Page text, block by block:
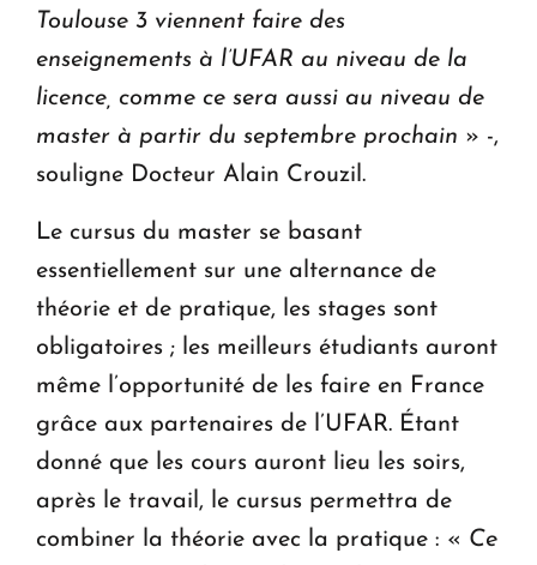
Toulouse 3 viennent faire des
enseignements à l’UFAR au niveau de la
licence, comme ce sera aussi au niveau de
master à partir du septembre prochain » -,
souligne Docteur Alain Crouzil.
Le cursus du master se basant
essentiellement sur une alternance de
théorie et de pratique, les stages sont
obligatoires ; les meilleurs étudiants auront
même l’opportunité de les faire en France
grâce aux partenaires de l’UFAR. Étant
donné que les cours auront lieu les soirs,
après le travail, le cursus permettra de
combiner la théorie avec la pratique : « Ce